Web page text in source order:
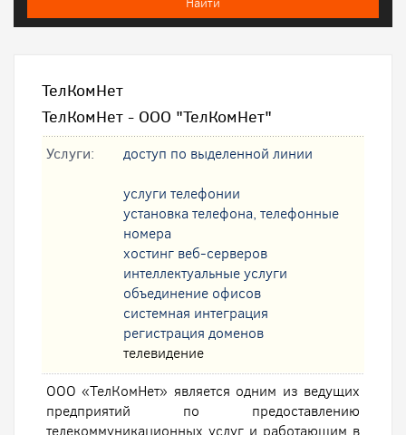
ТелКомНет
ТелКомНет - ООО "ТелКомНет"
Услуги: доступ по выделенной линии
услуги телефонии
установка телефона, телефонные
номера
хостинг веб-серверов
интеллектуальные услуги
oбъединение офисов
системная интеграция
регистрация доменов
телевидение
ООО «ТелКомНет» является одним из ведущих
предприятий по предоставлению
телекоммуникационных услуг и работающим в